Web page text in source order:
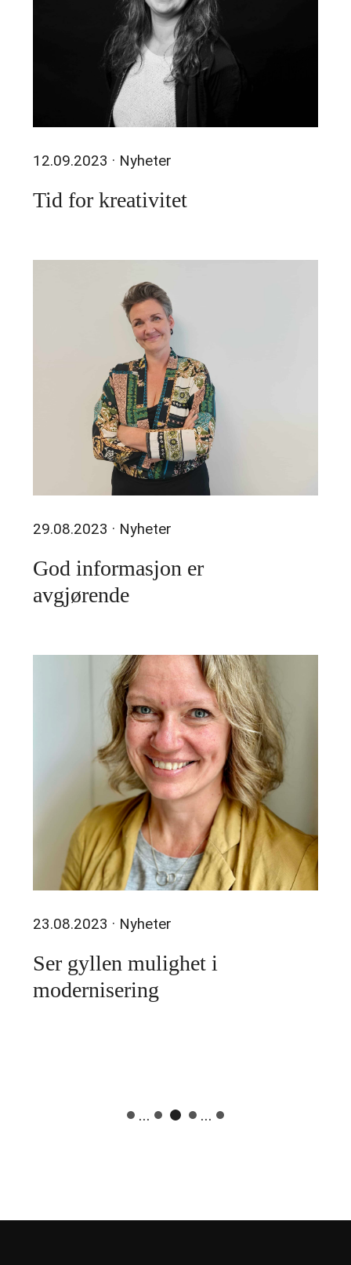
12.09.2023 · Nyheter
Tid for kreativitet
29.08.2023 · Nyheter
God informasjon er
avgjørende
23.08.2023 · Nyheter
Ser gyllen mulighet i
modernisering
... ...